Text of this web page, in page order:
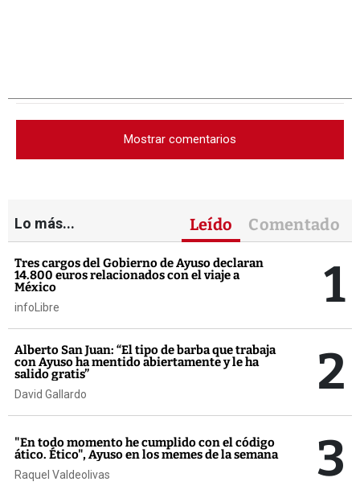
Mostrar comentarios
Lo más... Leído Comentado
Tres cargos del Gobierno de Ayuso declaran
14.800 euros relacionados con el viaje a
México
infoLibre 1
Alberto San Juan: “El tipo de barba que trabaja
con Ayuso ha mentido abiertamente y le ha
salido gratis”
David Gallardo 2
"En todo momento he cumplido con el código
ático. Ético", Ayuso en los memes de la semana
Raquel Valdeolivas 3